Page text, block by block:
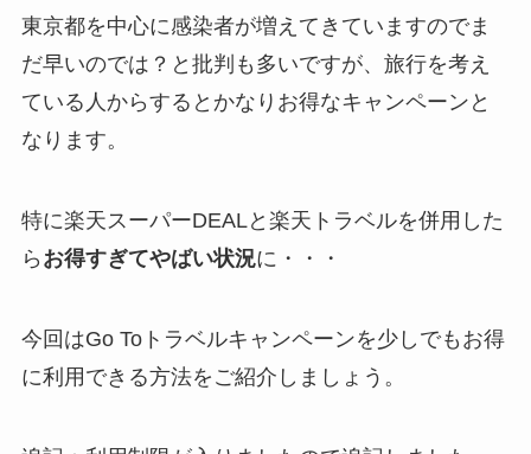
東京都を中心に感染者が増えてきていますのでま
だ早いのでは？と批判も多いですが、旅行を考え
ている人からするとかなりお得なキャンペーンと
なります。
特に楽天スーパーDEALと楽天トラベルを併用した
ら お得すぎてやばい状況に・・・
今回はGo Toトラベルキャンペーンを少しでもお得
に利用できる方法をご紹介しましょう。